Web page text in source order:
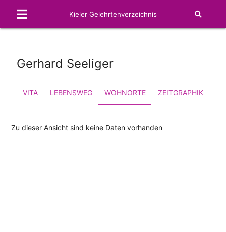
Kieler Gelehrtenverzeichnis
Gerhard Seeliger
VITA LEBENSWEG WOHNORTE ZEITGRAPHIK
Zu dieser Ansicht sind keine Daten vorhanden